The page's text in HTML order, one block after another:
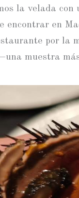
la velada con
encontrar en
por la
muestra